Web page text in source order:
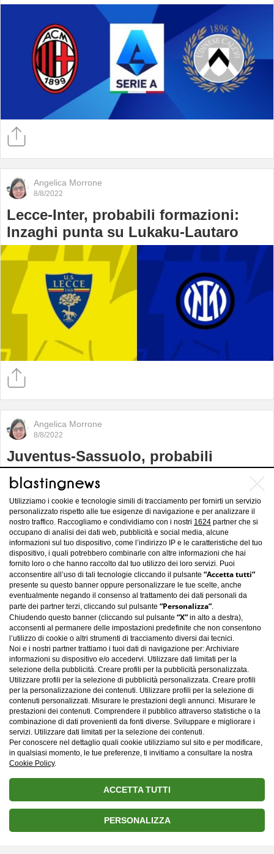
Angelica Morrone
8/8/2022
Lecce-Inter, probabili formazioni:
Inzaghi punta su Lukaku-Lautaro
Angelica Morrone
8/8/2022
Juventus-Sassuolo, probabili
formazioni: Di Maria e Vlahovic
sfidano Berardi e Raspadori
Carica altro
Utilizziamo i cookie e tecnologie simili di tracciamento per fornirti un servizio
personalizzato rispetto alle tue esigenze di navigazione e per analizzare il
nostro traffico. Raccogliamo e condividiamo con i nostri 1624 partner che si
occupano di analisi dei dati web, pubblicità e social media, alcune
informazioni sul tuo dispositivo, come l’indirizzo IP e le caratteristiche del tuo
dispositivo, i quali potrebbero combinarle con altre informazioni che hai
fornito loro o che hanno raccolto dal tuo utilizzo dei loro servizi. Puoi
acconsentire all’uso di tali tecnologie cliccando il pulsante “Accetta tutti”
presente su questo banner oppure personalizzare le tue scelte, anche
eventualmente negando il consenso al trattamento dei dati personali da
parte dei partner terzi, cliccando sul pulsante “Personalizza”.
Chiudendo questo banner (cliccando sul pulsante “X” in alto a destra),
acconsenti al permanere delle impostazioni predefinite che non consentono
l’utilizzo di cookie o altri strumenti di tracciamento diversi dai tecnici.
Noi e i nostri partner trattiamo i tuoi dati di navigazione per: Archiviare
informazioni su dispositivo e/o accedervi. Utilizzare dati limitati per la
selezione della pubblicità. Creare profili per la pubblicità personalizzata.
Utilizzare profili per la selezione di pubblicità personalizzata. Creare profili
per la personalizzazione dei contenuti. Utilizzare profili per la selezione di
contenuti personalizzati. Misurare le prestazioni degli annunci. Misurare le
prestazioni dei contenuti. Comprendere il pubblico attraverso statistiche o la
combinazione di dati provenienti da fonti diverse. Sviluppare e migliorare i
servizi. Utilizzare dati limitati per la selezione dei contenuti.
Per conoscere nel dettaglio quali cookie utilizziamo sul sito e per modificare,
in qualsiasi momento, le tue preferenze, ti invitiamo a consultare la nostra
Cookie Policy.
ACCETTA TUTTI
PERSONALIZZA